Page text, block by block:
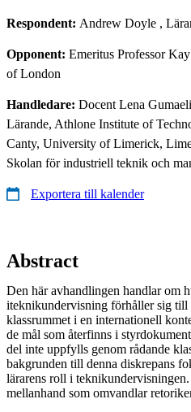
Respondent: Andrew Doyle ,
Opponent: Emeritus Professor
of London
Handledare: Docent Lena
Lärande, Athlone Institute of
Canty, University of Limerick,
Skolan för industriell teknik och
Exportera till kalender
Abstract
Den här avhandlingen handlar om
iteknikundervisning förhåller sig till
klassrummet i en internationell
de mål som återfinns i
del inte uppfylls genom rådande
bakgrunden till denna diskrepans
lärarens roll i
mellanhand som omvandlar